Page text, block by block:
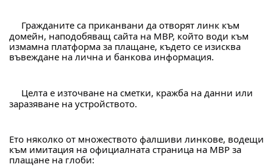
Гражданите са приканвани да отворят линк към
домейн, наподобяващ сайта на МВР, който води към
измамна платформа за плащане, където се изисква
въвеждане на лична и банкова информация.
Целта е източване на сметки, кражба на данни или
заразяване на устройството.
Ето няколко от множеството фалшиви линкове, водещи
към имитация на официалната страница на МВР за
плащане на глоби: